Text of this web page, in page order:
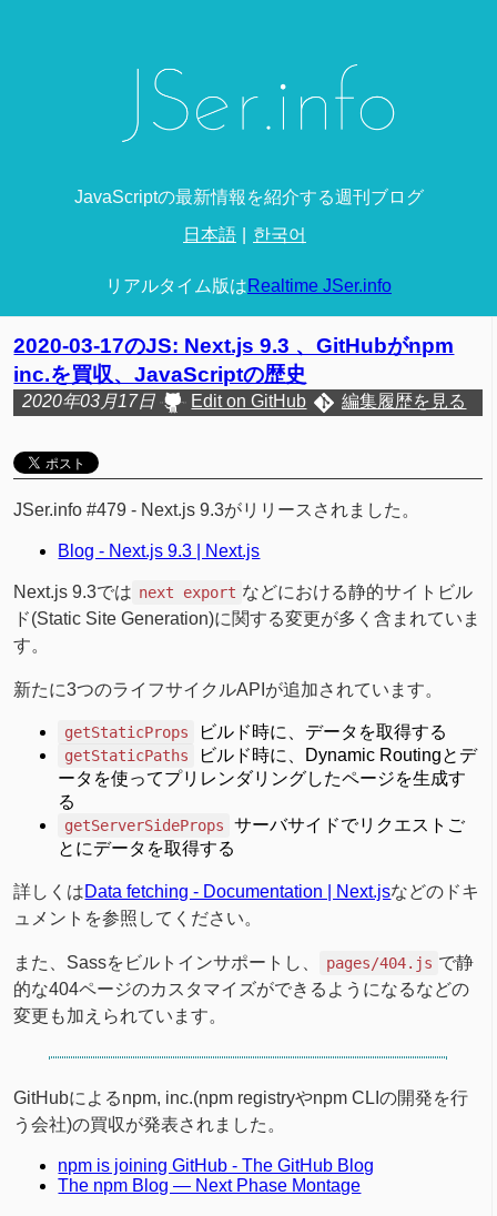
JavaScriptの最新情報を紹介する週刊ブログ
日本語 한국어
リアルタイム版はRealtime JSer.info
2020-03-17のJS: Next.js 9.3 、GitHubがnpm
inc.を買収、JavaScriptの歴史
2020年03月17日 Edit on GitHub 編集履歴を見る
JSer.info #479 - Next.js 9.3がリリースされました。
Blog - Next.js 9.3 | Next.js
Next.js 9.3では next export などにおける静的サイトビル
ド(Static Site Generation)に関する変更が多く含まれていま
す。
新たに3つのライフサイクルAPIが追加されています。
getStaticProps ビルド時に、データを取得する
getStaticPaths
ビルド時に、Dynamic Routingとデ
ータを使ってプリレンダリングしたページを生成す
る
getServerSideProps
サーバサイドでリクエストご
とにデータを取得する
詳しくはData fetching - Documentation | Next.jsなどのドキ
ュメントを参照してください。
また、Sassをビルトインサポートし、 pages/404.js で静
的な404ページのカスタマイズができるようになるなどの
変更も加えられています。
GitHubによるnpm, inc.(npm registryやnpm CLIの開発を行
う会社)の買収が発表されました。
npm is joining GitHub - The GitHub Blog
The npm Blog — Next Phase Montage